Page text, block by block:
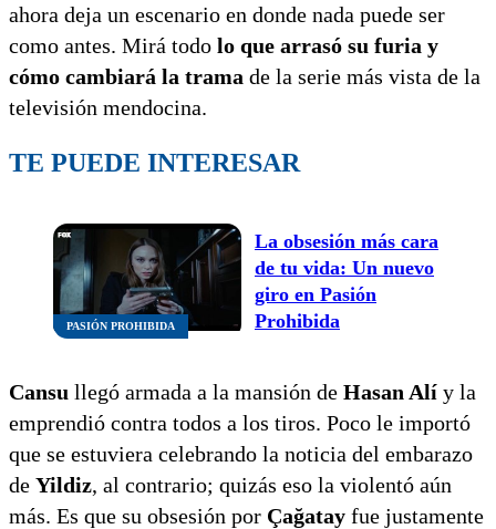
ahora deja un escenario en donde nada puede ser
como antes. Mirá todo lo que arrasó su furia y
cómo cambiará la trama de la serie más vista de la
televisión mendocina.
TE PUEDE INTERESAR
PASIÓN PROHIBIDA
La obsesión más cara
de tu vida: Un nuevo
giro en Pasión
Prohibida
Cansu llegó armada a la mansión de Hasan Alí y la
emprendió contra todos a los tiros. Poco le importó
que se estuviera celebrando la noticia del embarazo
de Yildiz, al contrario; quizás eso la violentó aún
más. Es que su obsesión por Çağatay fue justamente